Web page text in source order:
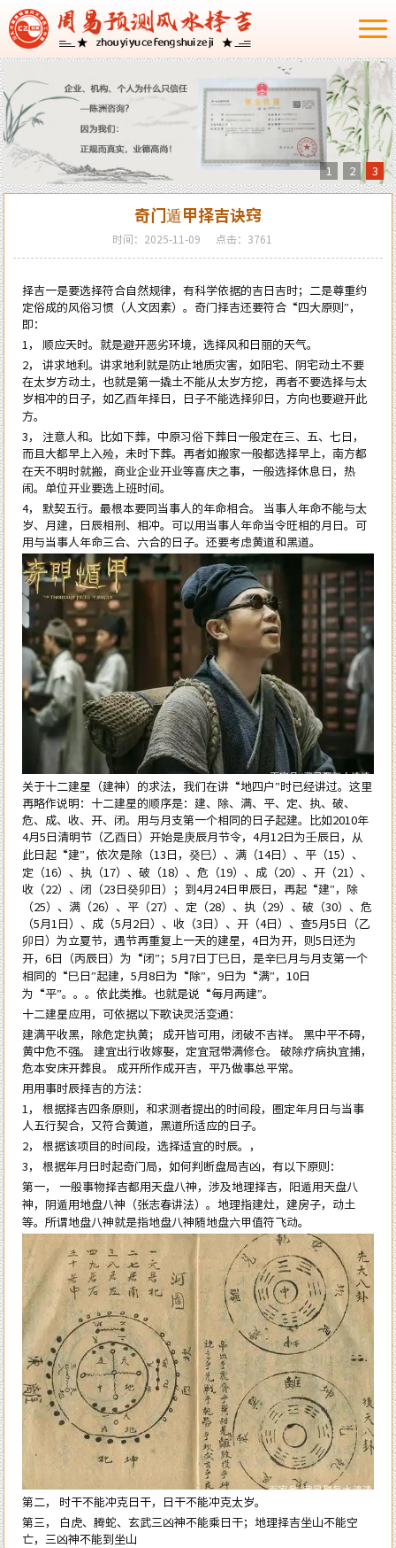
1 2 3
奇门遁甲择吉诀窍
时间：2025-11-09 点击：3761
择吉一是要选择符合自然规律，有科学依据的吉日吉时；二是尊重约
定俗成的风俗习惯（人文因素）。奇门择吉还要符合“四大原则”，
即：
1， 顺应天时。就是避开恶劣环境，选择风和日丽的天气。
2， 讲求地利。讲求地利就是防止地质灾害，如阳宅、阴宅动土不要
在太岁方动土，也就是第一撬土不能从太岁方挖，再者不要选择与太
岁相冲的日子，如乙酉年择日，日子不能选择卯日，方向也要避开此
方。
3， 注意人和。比如下葬，中原习俗下葬日一般定在三、五、七日，
而且大都早上入殓，未时下葬。再者如搬家一般都选择早上，南方都
在天不明时就搬，商业企业开业等喜庆之事，一般选择休息日，热
闹。单位开业要选上班时间。
4， 默契五行。最根本要同当事人的年命相合。 当事人年命不能与太
岁、月建，日辰相刑、相冲。可以用当事人年命当令旺相的月日。可
用与当事人年命三合、六合的日子。还要考虑黄道和黑道。
关于十二建星（建神）的求法，我们在讲“地四户”时已经讲过。这里
再略作说明：十二建星的顺序是：建、除、满、平、定、执、破、
危、成、收、开、闭。用与月支第一个相同的日子起建。比如2010年
4月5日清明节（乙酉日）开始是庚辰月节令，4月12日为壬辰日，从
此日起“建”，依次是除（13日，癸巳）、满（14日）、平（15）、
定（16）、执（17）、破（18）、危（19）、成（20）、开（21）、
收（22）、闭（23日癸卯日）；到4月24日甲辰日，再起“建”，除
（25）、满（26）、平（27）、定（28）、执（29）、破（30）、危
（5月1日）、成（5月2日）、收（3日）、开（4日）、查5月5日（乙
卯日）为立夏节，遇节再重复上一天的建星，4日为开，则5日还为
开，6日（丙辰日）为“闭”；5月7日丁巳日，是辛巳月与月支第一个
相同的“巳日”起建，5月8日为“除”，9日为“满”，10日
为“平”。。。依此类推。也就是说“每月两建”。
十二建星应用，可依据以下歌诀灵活变通：
建满平收黑，除危定执黄； 成开皆可用，闭破不吉祥。 黑中平不碍，
黄中危不强。 建宜出行收嫁娶，定宜冠带满修仓。 破除疗病执宜捕，
危本安床开葬良。 成开所作成开吉，平乃做事总平常。
用用事时辰择吉的方法：
1， 根据择吉四条原则，和求测者提出的时间段，圈定年月日与当事
人五行契合，又符合黄道，黑道所适应的日子。
2， 根据该项目的时间段，选择适宜的时辰。，
3， 根据年月日时起奇门局，如何判断盘局吉凶，有以下原则：
第一， 一般事物择吉都用天盘八神，涉及地理择吉，阳遁用天盘八
神，阴遁用地盘八神（张志春讲法）。地理指建灶，建房子，动土
等。所谓地盘八神就是指地盘八神随地盘六甲值符飞动。
第二， 时干不能冲克日干，日干不能冲克太岁。
第三， 白虎、腾蛇、玄武三凶神不能乘日干；地理择吉坐山不能空
亡，三凶神不能到坐山